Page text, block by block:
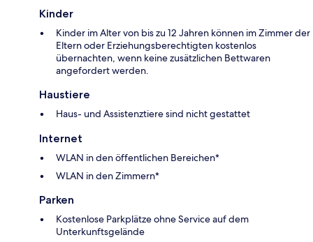
Kinder
Kinder im Alter von bis zu 12 Jahren können im Zimmer der
Eltern oder Erziehungsberechtigten kostenlos
übernachten, wenn keine zusätzlichen Bettwaren
angefordert werden.
Haustiere
Haus- und Assistenztiere sind nicht gestattet
Internet
WLAN in den öffentlichen Bereichen*
WLAN in den Zimmern*
Parken
Kostenlose Parkplätze ohne Service auf dem
Unterkunftsgelände